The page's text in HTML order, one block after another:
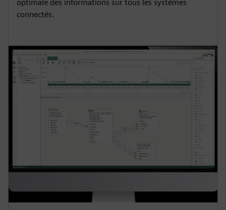
optimale des informations sur tous les systèmes
connectés.